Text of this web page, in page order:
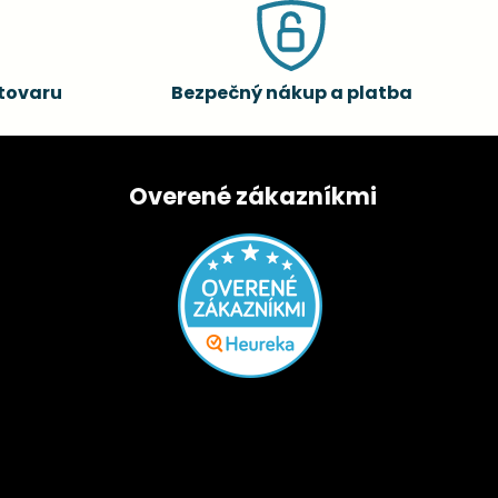
Bezpečný nákup a platba
Overené zákazníkmi